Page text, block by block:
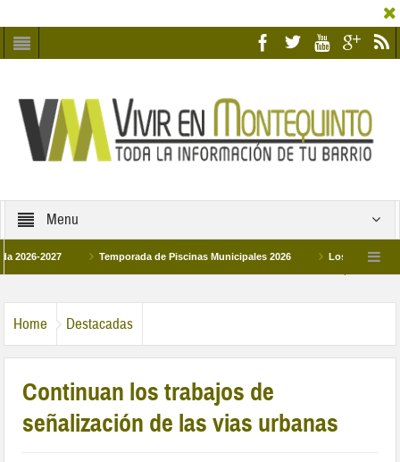
Menu
Temporada de Piscinas Municipales 2026 Los Campus de
Home Destacadas
Continuan los trabajos de
señalización de las vias urbanas